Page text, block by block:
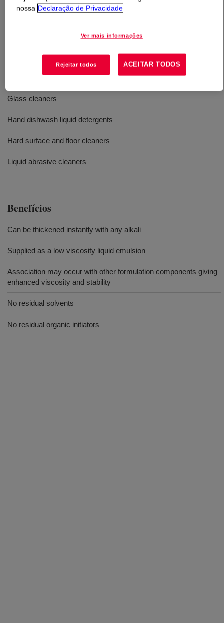
Emulsion (HASE) with unusually high aqueous thickening
Emulsion cleaners
Glass cleaners
Hand dishwash liquid detergents
Hard surface and floor cleaners
Liquid abrasive cleaners
Benefícios
Can be thickened instantly with any alkali
Supplied as a low viscosity liquid emulsion
Association may occur with other formulation components giving
enhanced viscosity and stability
No residual solvents
No residual organic initiators
nossa Declaração de Privacidade
Ver mais informações
Rejeitar todos ACEITAR TODOS